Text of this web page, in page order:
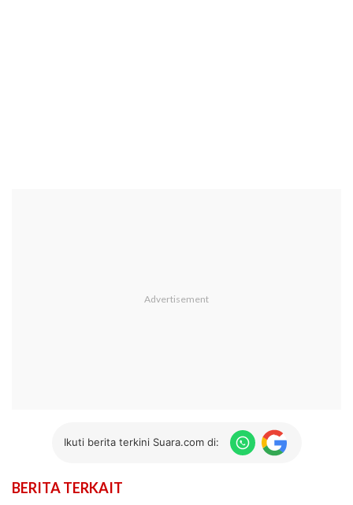
Ikuti berita terkini Suara.com di:
BERITA TERKAIT